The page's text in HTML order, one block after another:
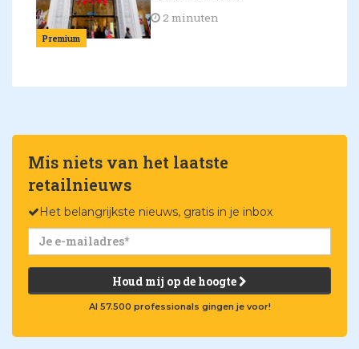
Premium
2 minuten
Mis niets van het laatste
retailnieuws
Het belangrijkste nieuws, gratis in je inbox
Houd mij op de hoogte
Al 57.500 professionals gingen je voor!